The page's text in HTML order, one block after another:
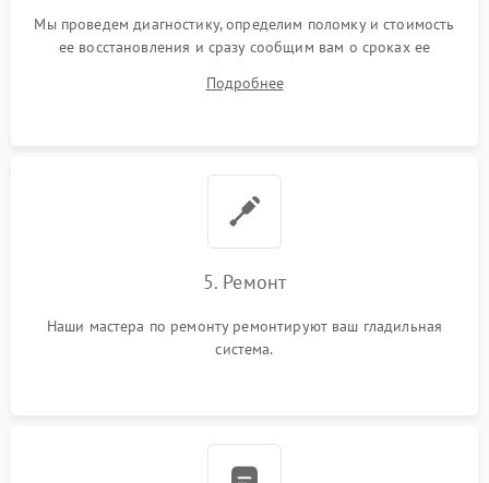
Мы проведем диагностику, определим поломку и стоимость
ее восстановления и сразу сообщим вам о сроках ее
Подробнее
5. Ремонт
Наши мастера по ремонту ремонтируют ваш гладильная
система.